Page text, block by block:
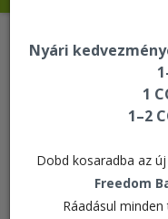
Nyári
1
1–2
Dobd kosaradba az új
Freedom
Ráadásul
ÚJDONSÁG
Rendezés: